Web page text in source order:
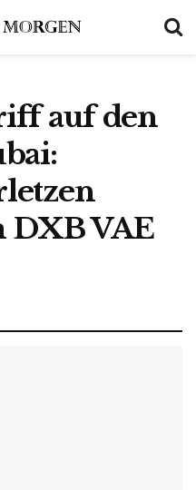
auf den
DXB VAE